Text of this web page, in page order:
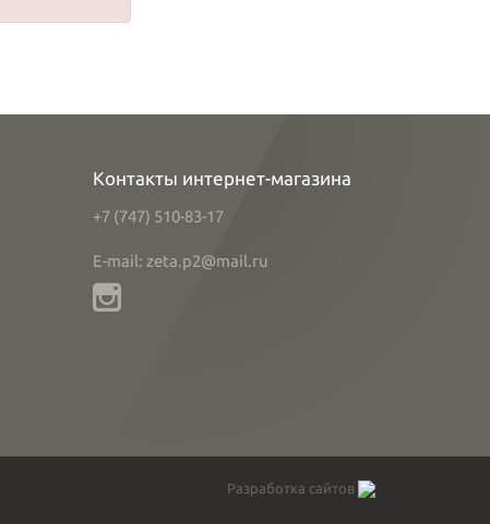
Контакты интернет-магазина
+7 (747) 510-83-17
E-mail: zeta.p2@mail.ru
Разработка сайтов